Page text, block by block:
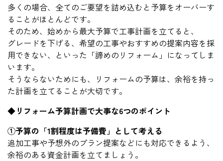
多くの場合、全てのご要望を詰め込むと予算をオーバーす
ることがほとんどです。
そのため、始めから最大予算で工事計画を立てると、
グレードを下げる、希望の工事やおすすめの提案内容を採
用できない、といった「諦めのリフォーム」になってしま
います。
そうならないためにも、リフォームの予算は、余裕を持っ
た計画を立てることが大切です。
◆リフォーム予算計画で大事な6つのポイント
①予算の「1割程度は予備費」として考える
追加工事や予想外のプラン提案などにも対応できるよう、
余裕のある資金計画を立てましょう。